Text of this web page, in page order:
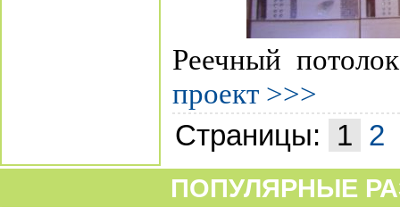
Реечный
проект >>>
Страницы: 1 2
ПОПУЛЯРНЫЕ